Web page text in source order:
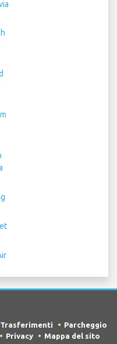
Trasferimenti
Parcheggio
Privacy Mappa del sito